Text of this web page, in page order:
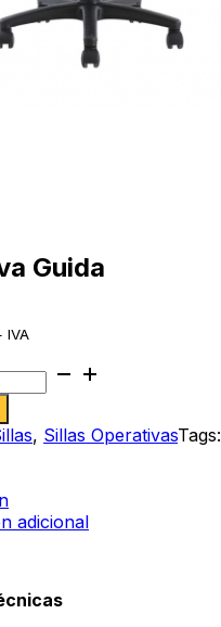
Guida
IVA
, Sillas OperativasTags:
adicional